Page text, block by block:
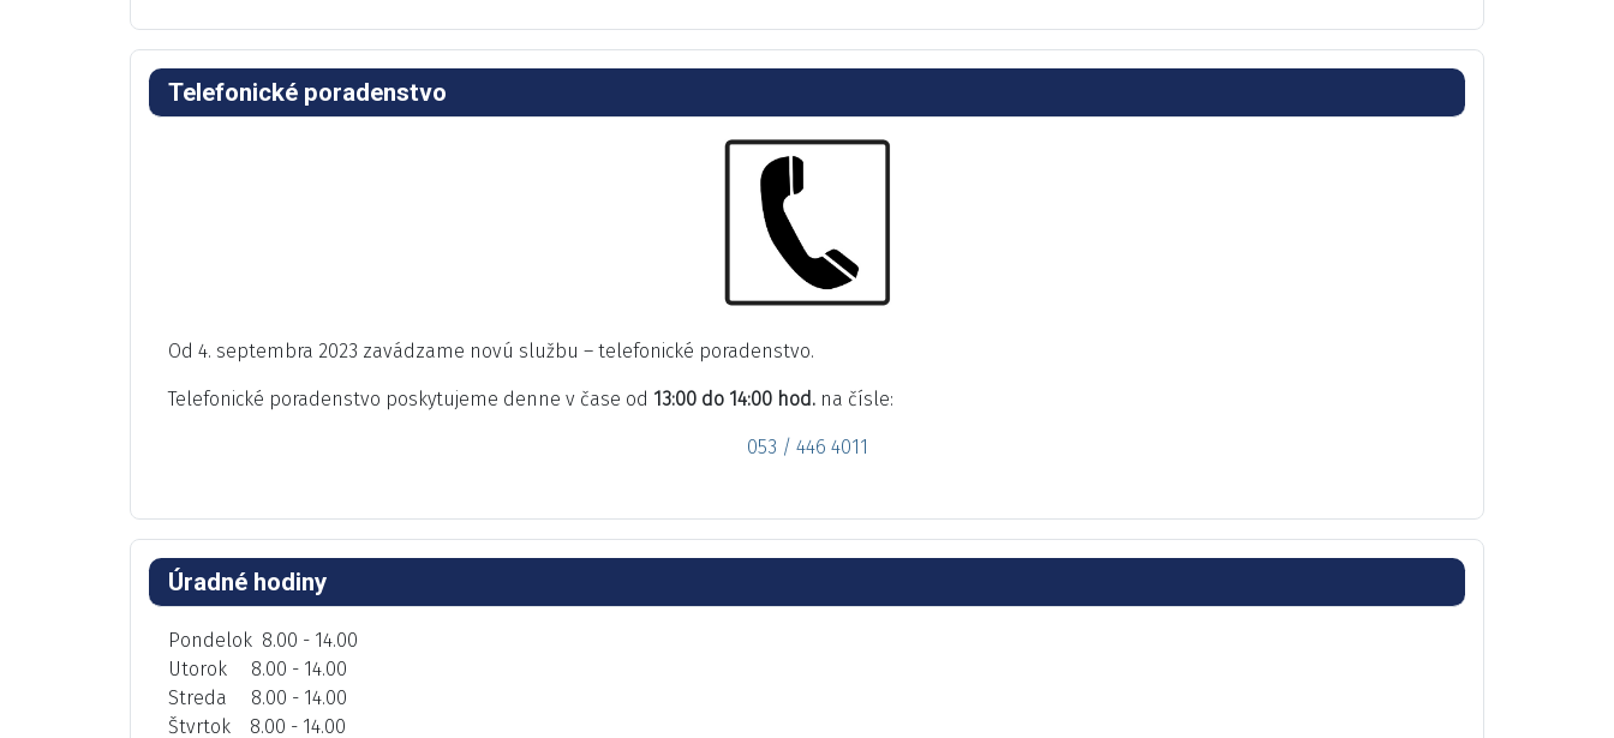
Telefonické poradenstvo
Od 4. septembra 2023 zavádzame novú službu – telefonické poradenstvo.
Telefonické poradenstvo poskytujeme denne v čase od 13:00 do 14:00 hod. na čísle:
053 / 446 4011
Úradné hodiny
Pondelok 8.00 - 14.00
Utorok 8.00 - 14.00
Streda 8.00 - 14.00
Štvrtok 8.00 - 14.00